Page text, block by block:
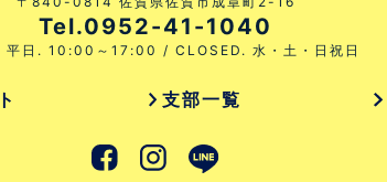
Tel.0952-41-1040
平日. 10:00～17:00 / CLOSED. 水・土・日祝日
支部一覧